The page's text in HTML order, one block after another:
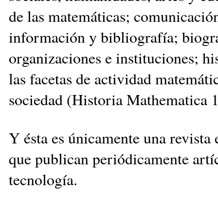
de las matemáticas;
información y bibliografía;
organizaciones e instituciones;
las facetas de actividad
sociedad (Historia Mathematica
Y ésta es únicamente una
que publican periódicamente
tecnología.